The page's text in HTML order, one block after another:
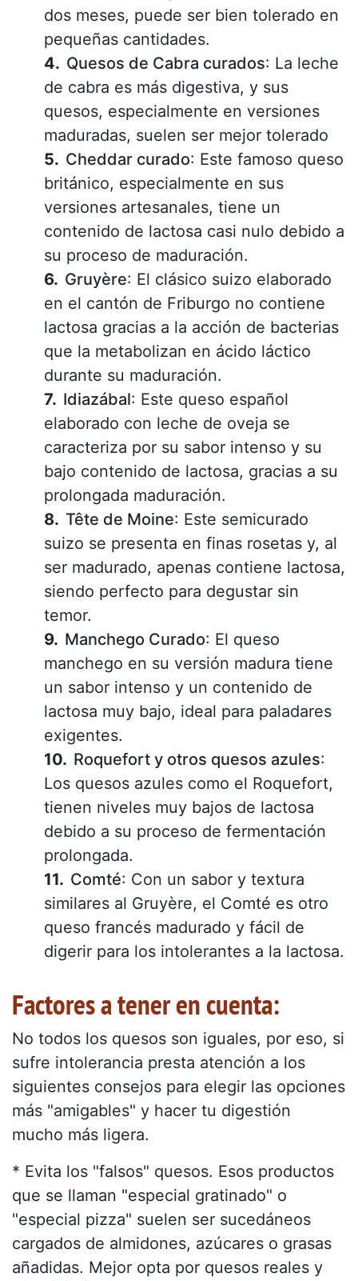
dos meses, puede ser bien tolerado en
pequeñas cantidades.
Quesos de Cabra curados: La leche
de cabra es más digestiva, y sus
quesos, especialmente en versiones
maduradas, suelen ser mejor tolerado
Cheddar curado: Este famoso queso
británico, especialmente en sus
versiones artesanales, tiene un
contenido de lactosa casi nulo debido a
su proceso de maduración.
Gruyère: El clásico suizo elaborado
en el cantón de Friburgo no contiene
lactosa gracias a la acción de bacterias
que la metabolizan en ácido láctico
durante su maduración.
Idiazábal: Este queso español
elaborado con leche de oveja se
caracteriza por su sabor intenso y su
bajo contenido de lactosa, gracias a su
prolongada maduración.
Tête de Moine: Este semicurado
suizo se presenta en finas rosetas y, al
ser madurado, apenas contiene lactosa,
siendo perfecto para degustar sin
temor.
Manchego Curado: El queso
manchego en su versión madura tiene
un sabor intenso y un contenido de
lactosa muy bajo, ideal para paladares
exigentes.
Roquefort y otros quesos azules:
Los quesos azules como el Roquefort,
tienen niveles muy bajos de lactosa
debido a su proceso de fermentación
prolongada.
Comté: Con un sabor y textura
similares al Gruyère, el Comté es otro
queso francés madurado y fácil de
digerir para los intolerantes a la lactosa.
Factores a tener en cuenta:
No todos los quesos son iguales, por eso, si
sufre intolerancia presta atención a los
siguientes consejos para elegir las opciones
más "amigables" y hacer tu digestión
mucho más ligera.
* Evita los "falsos" quesos. Esos productos
que se llaman "especial gratinado" o
"especial pizza" suelen ser sucedáneos
cargados de almidones, azúcares o grasas
añadidas. Mejor opta por quesos reales y